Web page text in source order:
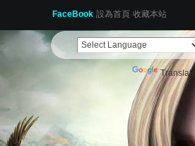
FaceBook 設為首頁 收藏本站
Translate